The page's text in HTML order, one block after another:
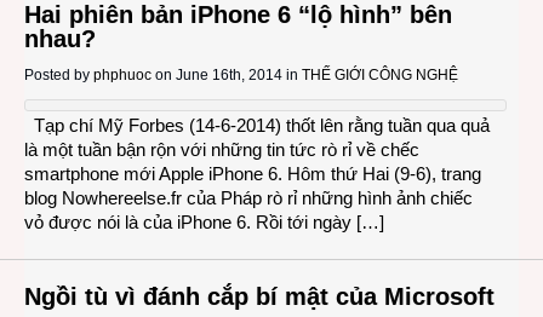
Hai phiên bản iPhone 6 “lộ hình” bên
nhau?
Posted by phphuoc on June 16th, 2014 in THẾ GIỚI CÔNG NGHỆ
Tạp chí Mỹ Forbes (14-6-2014) thốt lên rằng tuần qua quả
là một tuần bận rộn với những tin tức rò rỉ về chếc
smartphone mới Apple iPhone 6. Hôm thứ Hai (9-6), trang
blog Nowhereelse.fr của Pháp rò rỉ những hình ảnh chiếc
vỏ được nói là của iPhone 6. Rồi tới ngày […]
Ngồi tù vì đánh cắp bí mật của Microsoft